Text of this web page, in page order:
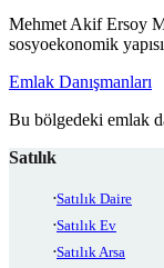
Mehmet Akif Ersoy
sosyoekonomik
Emlak Danışmanları
Bu bölgedeki emlak
Satılık
Satılık Daire
Satılık Ev
Satılık Arsa